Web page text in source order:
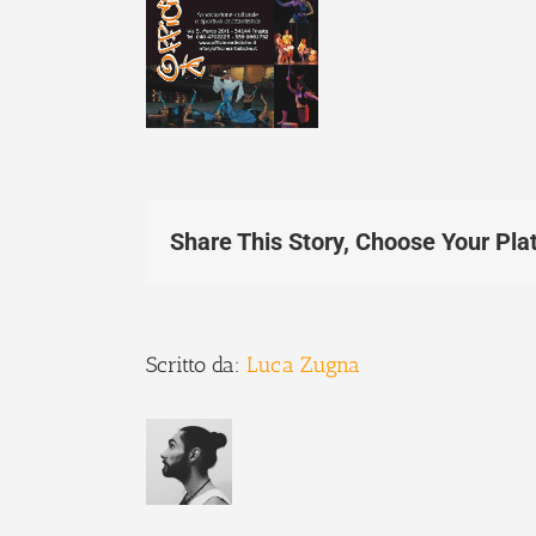
Share This Story, Choose Your
Scritto da: Luca Zugna